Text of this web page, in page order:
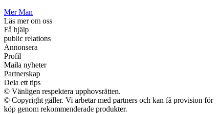
Mer Man
Läs mer om oss
Få hjälp
public relations
Annonsera
Profil
Maila nyheter
Partnerskap
Dela ett tips
© Vänligen respektera upphovsrätten.
© Copyright gäller. Vi arbetar med partners och kan få provision för
köp genom rekommenderade produkter.